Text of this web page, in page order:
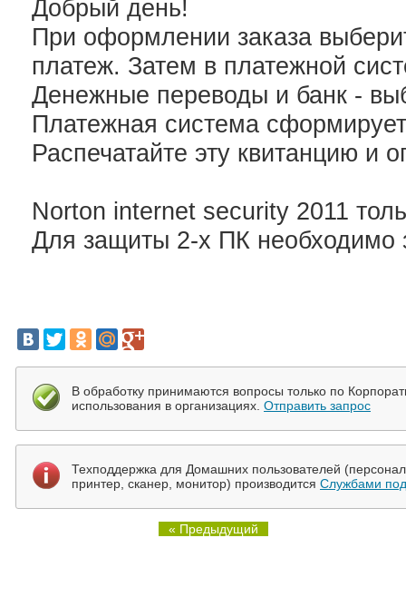
Добрый день!
При оформлении заказа
платеж. Затем в платежной
Денежные переводы и банк -
Платежная система
Распечатайте эту квитанцию и
Norton internet security 2011
Для защиты 2-х ПК необходимо
В обработку принимаются вопросы только по
использования в организациях. Отправить запрос
Техподдержка для Домашних пользователей
принтер, сканер, монитор) производится Службами
« Предыдущий